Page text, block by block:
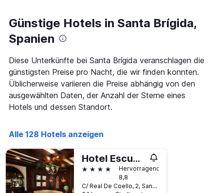
Günstige Hotels in Santa Brígida,
Spanien
Diese Unterkünfte bei Santa Brígida veranschlagen die
günstigsten Preise pro Nacht, die wir finden konnten.
Üblicherweise variieren die Preise abhängig von den
ausgewählten Daten, der Anzahl der Sterne eines
Hotels und dessen Standort.
Alle 128 Hotels anzeigen
Hotel Escuela Santa Brígida
4 Sterne
Hervorragend
8,8
C/ Real De Coello, 2, Santa Brígida, Gran Canaria, Spanien